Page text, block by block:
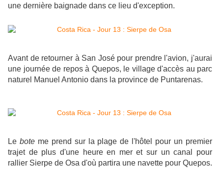
une dernière baignade dans ce lieu d'exception.
Avant de retourner à San José pour prendre l'avion, j'aurai
une journée de repos à Quepos, le village d'accès au parc
naturel Manuel Antonio dans la province de Puntarenas.
Le bote me prend sur la plage de l'hôtel pour un premier
trajet de plus d'une heure en mer et sur un canal pour
rallier Sierpe de Osa d'où partira une navette pour Quepos.